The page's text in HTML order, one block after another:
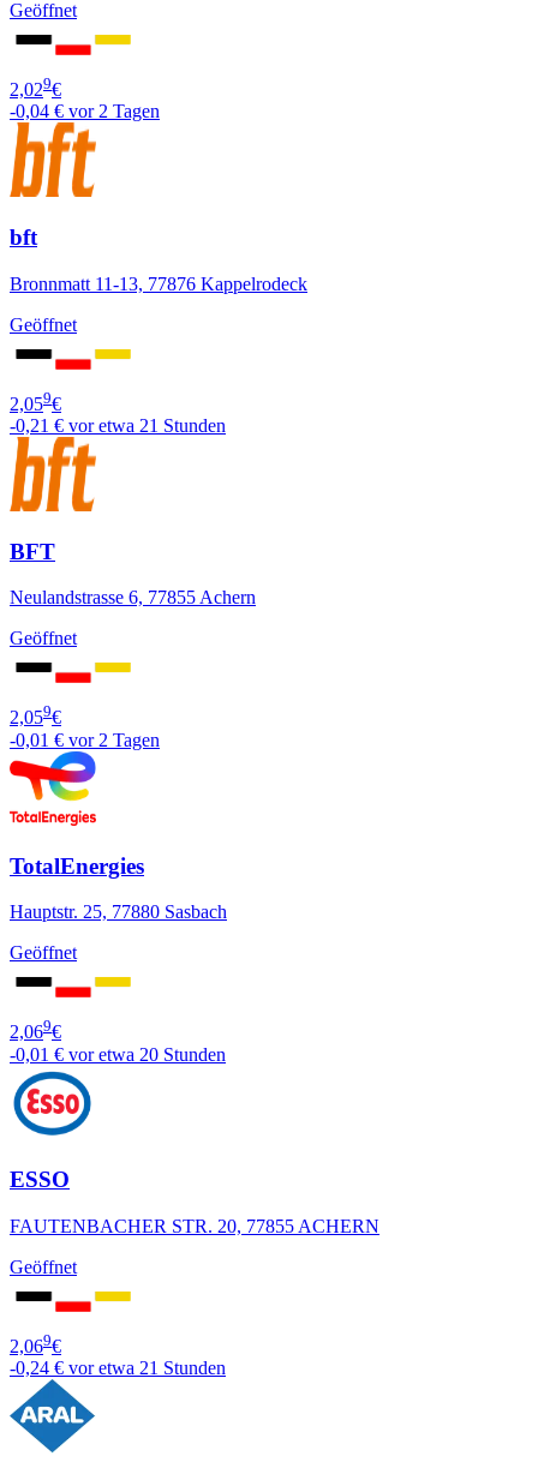
Geöffnet
2,029€
-0,04 € vor 2 Tagen
bft
Bronnmatt 11-13, 77876 Kappelrodeck
Geöffnet
2,059€
-0,21 € vor etwa 21 Stunden
BFT
Neulandstrasse 6, 77855 Achern
Geöffnet
2,059€
-0,01 € vor 2 Tagen
TotalEnergies
Hauptstr. 25, 77880 Sasbach
Geöffnet
2,069€
-0,01 € vor etwa 20 Stunden
ESSO
FAUTENBACHER STR. 20, 77855 ACHERN
Geöffnet
2,069€
-0,24 € vor etwa 21 Stunden